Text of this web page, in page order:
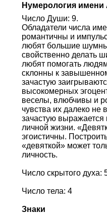
Нумерология
Число Души: 9.
Обладатели числа
романтичны и
любят большие
свойственно делать
любят помогать
склонны к
зачастую
высокомерных
веселы, влюбчивы и
чувства их далеко не
зачастую выражается
личной жизни.
эгоистичны.
«девяткой» может
личность.
Число скрытого духа:
Число тела: 4
Знаки